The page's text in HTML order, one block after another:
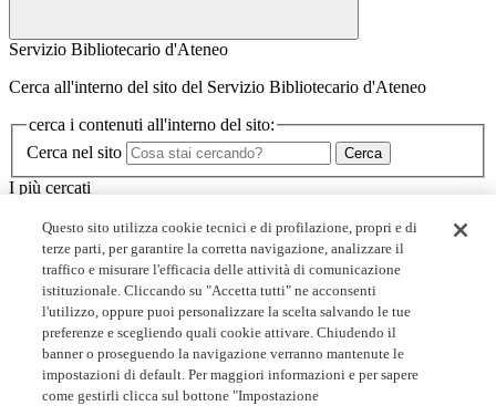
Servizio Bibliotecario d'Ateneo
Cerca all'interno del sito del Servizio Bibliotecario d'Ateneo
cerca i contenuti all'interno del sito:
Cerca nel sito
Cerca
I più cercati
Minerva
I corsi dello SBA
Biblioteche
Servizi
Link utili
Prenota un posto in biblioteca
Collaborazioni studentesche
Open access: accordi con gli editori
Questo sito utilizza cookie tecnici e di profilazione, propri e di
terze parti, per garantire la corretta navigazione, analizzare il
traffico e misurare l'efficacia delle attività di comunicazione
istituzionale. Cliccando su "Accetta tutti" ne acconsenti
l'utilizzo, oppure puoi personalizzare la scelta salvando le tue
preferenze e scegliendo quali cookie attivare. Chiudendo il
banner o proseguendo la navigazione verranno mantenute le
impostazioni di default. Per maggiori informazioni e per sapere
come gestirli clicca sul bottone "Impostazione